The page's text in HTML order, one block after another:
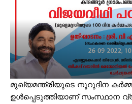
മുഖ്യമന്ത്രിയുടെ നൂറുദിന കർമ്മ
ഉൾപ്പെടുത്തിയാണ് സംസ്ഥാന